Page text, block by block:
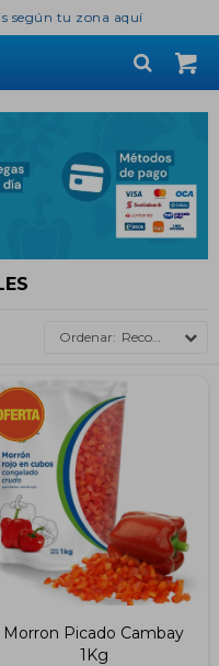
según tu zona aquí
Recomendados
Morron Picado Cambay
1Kg